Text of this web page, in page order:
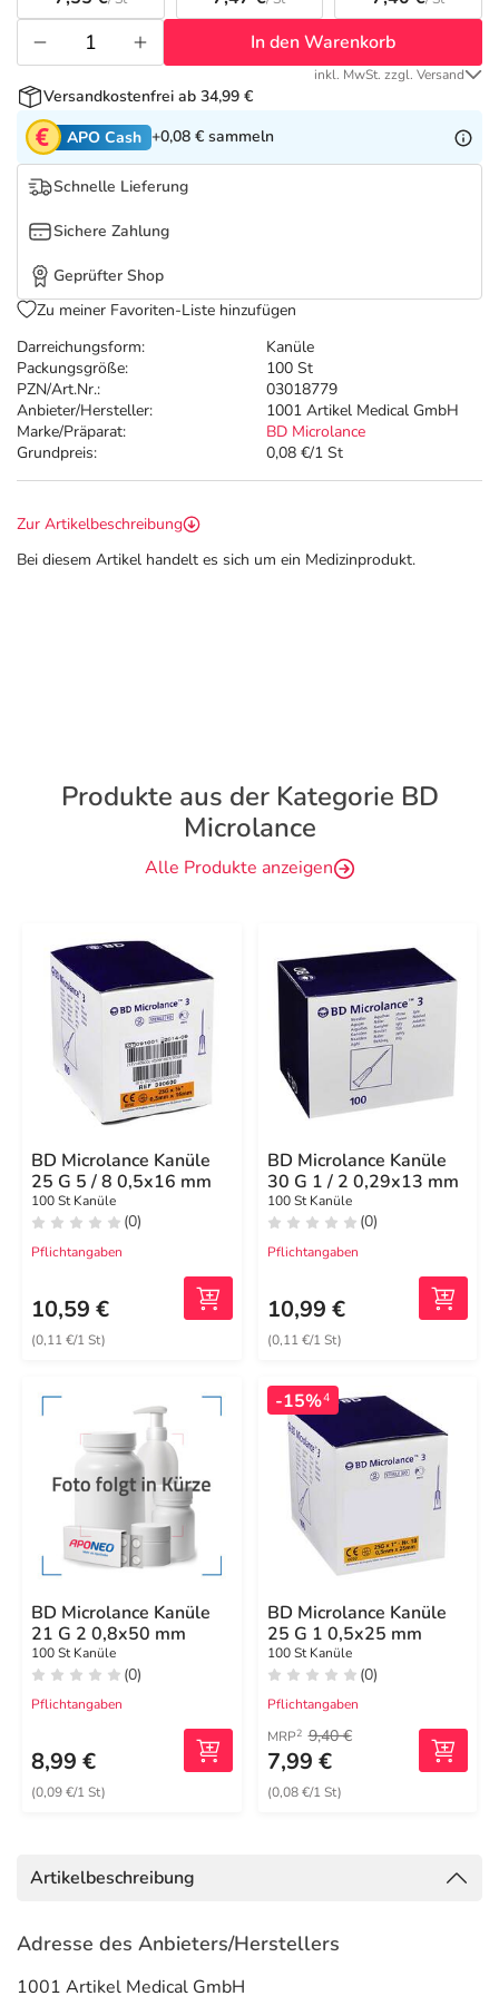
Tierapotheke
Vitamine & Mineralstoffe
Marken
Salus Deals
Darreichungsform:
Kanüle
Packungsgröße:
100 St
PZN/Art.Nr.:
03018779
Anbieter/Hersteller:
1001 Artikel Medical GmbH
Marke/Präparat:
BD Microlance
Grundpreis:
0,08 €/1 St
In den Warenkorb
inkl. MwSt. zzgl. Versand
Versandkostenfrei ab 34,99 €
APO Cash +0,08 € sammeln
Schnelle Lieferung
Sichere Zahlung
Geprüfter Shop
Zu meiner Favoriten-Liste hinzufügen
Zur Artikelbeschreibung
Bei diesem Artikel handelt es sich um ein Medizinprodukt.
Produkte aus der Kategorie BD
Microlance
Alle Produkte anzeigen
BD Microlance Kanüle
25 G 5 / 8 0,5x16 mm
100 St Kanüle
(0)
Pflichtangaben
10,59 €
(0,11 €/1 St)
BD Microlance Kanüle
30 G 1 / 2 0,29x13 mm
100 St Kanüle
(0)
Pflichtangaben
10,99 €
(0,11 €/1 St)
BD Microlance Kanüle
21 G 2 0,8x50 mm
100 St Kanüle
(0)
Pflichtangaben
8,99 €
(0,09 €/1 St)
-15%4
BD Microlance Kanüle
25 G 1 0,5x25 mm
100 St Kanüle
(0)
Pflichtangaben
MRP2 9,40 €
7,99 €
(0,08 €/1 St)
Artikelbeschreibung
Adresse des Anbieters/Herstellers
1001 Artikel Medical GmbH